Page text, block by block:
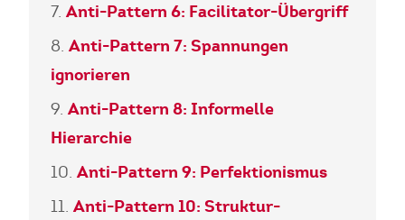
Anti-Pattern 6: Facilitator-Übergriff
Anti-Pattern 7: Spannungen
ignorieren
Anti-Pattern 8: Informelle
Hierarchie
Anti-Pattern 9: Perfektionismus
Anti-Pattern 10: Struktur-